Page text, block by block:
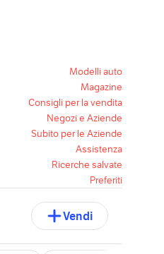
Modelli auto
Magazine
Consigli per la vendita
Negozi e Aziende
Subito per le Aziende
Assistenza
Ricerche salvate
Preferiti
Vendi